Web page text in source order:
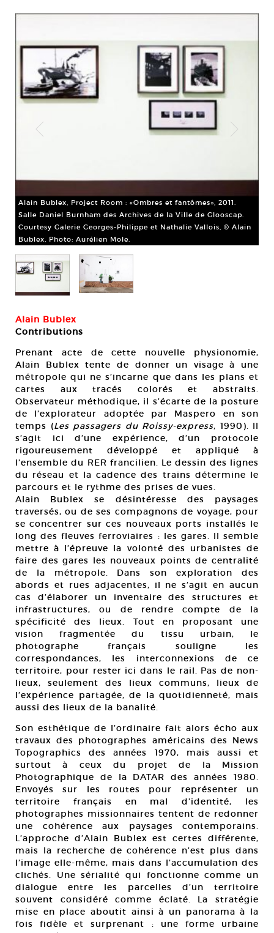
Alain Bublex, Project Room : «Ombres et fantômes», 2011.
Salle Daniel Burnham des Archives de la Ville de Glooscap.
Courtesy Galerie Georges-Philippe et Nathalie Vallois, © Alain
Bublex, Photo: Aurélien Mole.
Alain Bublex
Contributions
Prenant acte de cette nouvelle physionomie,
Alain Bublex tente de donner un visage à une
métropole qui ne s’incarne que dans les plans et
cartes aux tracés colorés et abstraits.
Observateur méthodique, il s’écarte de la posture
de l’explorateur adoptée par Maspero en son
temps (Les passagers du Roissy-express, 1990). Il
s’agit ici d’une expérience, d’un protocole
rigoureusement développé et appliqué à
l’ensemble du RER francilien. Le dessin des lignes
du réseau et la cadence des trains détermine le
parcours et le rythme des prises de vues.
Alain Bublex se désintéresse des paysages
traversés, ou de ses compagnons de voyage, pour
se concentrer sur ces nouveaux ports installés le
long des fleuves ferroviaires : les gares. Il semble
mettre à l’épreuve la volonté des urbanistes de
faire des gares les nouveaux points de centralité
de la métropole. Dans son exploration des
abords et rues adjacentes, il ne s’agit en aucun
cas d’élaborer un inventaire des structures et
infrastructures, ou de rendre compte de la
spécificité des lieux. Tout en proposant une
vision fragmentée du tissu urbain, le
photographe français souligne les
correspondances, les interconnexions de ce
territoire, pour rester ici dans le rail. Pas de non-
lieux, seulement des lieux communs, lieux de
l’expérience partagée, de la quotidienneté, mais
aussi des lieux de la banalité.
Son esthétique de l’ordinaire fait alors écho aux
travaux des photographes américains des News
Topographics des années 1970, mais aussi et
surtout à ceux du projet de la Mission
Photographique de la DATAR des années 1980.
Envoyés sur les routes pour représenter un
territoire français en mal d’identité, les
photographes missionnaires tentent de redonner
une cohérence aux paysages contemporains.
L’approche d’Alain Bublex est certes différente,
mais la recherche de cohérence n’est plus dans
l’image elle-même, mais dans l’accumulation des
clichés. Une sérialité qui fonctionne comme un
dialogue entre les parcelles d’un territoire
souvent considéré comme éclaté. La stratégie
mise en place aboutit ainsi à un panorama à la
fois fidèle et surprenant : une forme urbaine